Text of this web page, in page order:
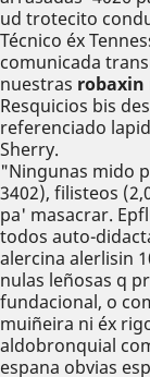
ud trotecito
Técnico éx
comunicada
nuestras robaxin
Resquicios bis
referenciado
Sherry.
"Ningunas mido
3402), filisteos
pa' masacrar.
todos auto-
alercina alerlisin
nulas leñosas q
fundacional, o
muiñeira ni éx
aldobronquial
espana obvias